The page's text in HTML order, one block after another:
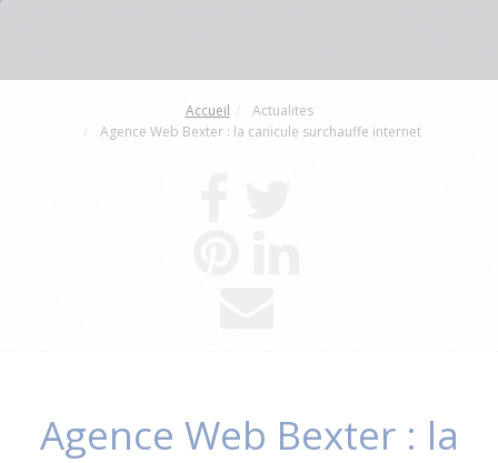
Accueil
Actualites
Agence Web Bexter : la canicule surchauffe internet
Agence Web Bexter : la